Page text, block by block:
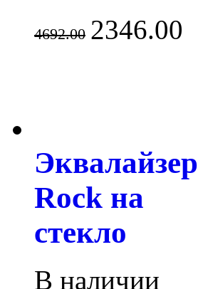
4692.00 2346.00
Эквалайзер
Rock на
стекло
В наличии